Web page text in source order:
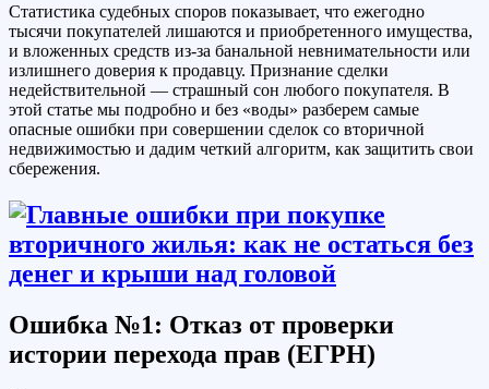
Статистика судебных споров показывает, что ежегодно
тысячи покупателей лишаются и приобретенного имущества,
и вложенных средств из-за банальной невнимательности или
излишнего доверия к продавцу. Признание сделки
недействительной — страшный сон любого покупателя. В
этой статье мы подробно и без «воды» разберем самые
опасные ошибки при совершении сделок со вторичной
недвижимостью и дадим четкий алгоритм, как защитить свои
сбережения.
Ошибка №1: Отказ от проверки
истории перехода прав (ЕГРН)